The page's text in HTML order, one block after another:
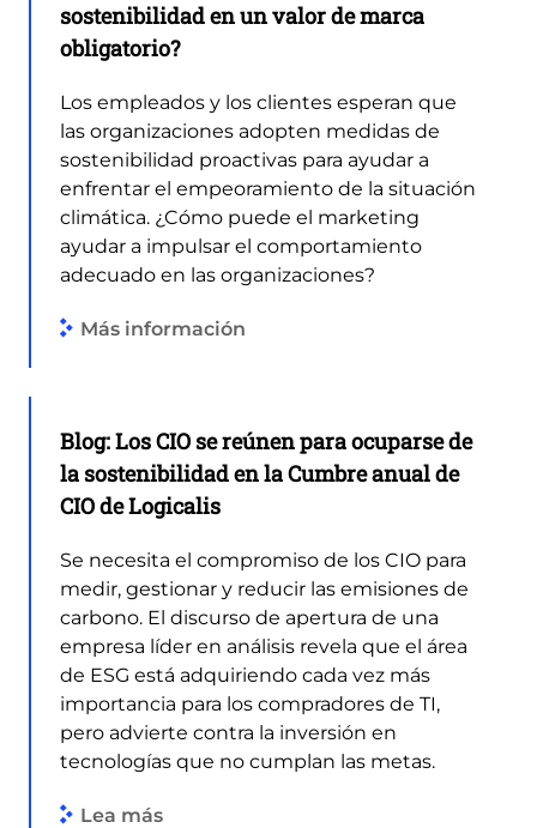
sostenibilidad en un valor de marca
obligatorio?
Los empleados y los clientes esperan que
las organizaciones adopten medidas de
sostenibilidad proactivas para ayudar a
enfrentar el empeoramiento de la situación
climática. ¿Cómo puede el marketing
ayudar a impulsar el comportamiento
adecuado en las organizaciones?
Más información
Blog: Los CIO se reúnen para ocuparse de
la sostenibilidad en la Cumbre anual de
CIO de Logicalis
Se necesita el compromiso de los CIO para
medir, gestionar y reducir las emisiones de
carbono. El discurso de apertura de una
empresa líder en análisis revela que el área
de ESG está adquiriendo cada vez más
importancia para los compradores de TI,
pero advierte contra la inversión en
tecnologías que no cumplan las metas.
Lea más